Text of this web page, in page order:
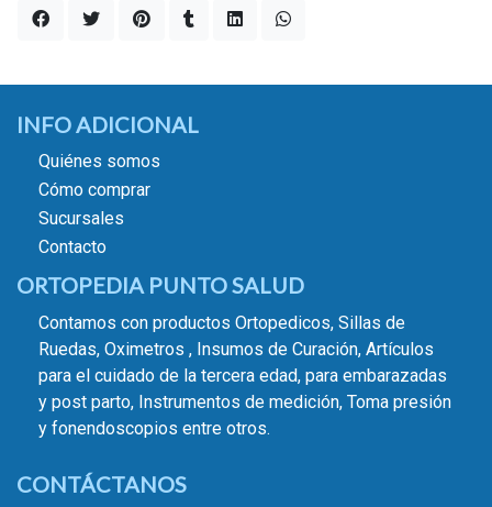
INFO ADICIONAL
Quiénes somos
Cómo comprar
Sucursales
Contacto
ORTOPEDIA PUNTO SALUD
Contamos con productos Ortopedicos, Sillas de
Ruedas, Oximetros , Insumos de Curación, Artículos
para el cuidado de la tercera edad, para embarazadas
y post parto, Instrumentos de medición, Toma presión
y fonendoscopios entre otros.
CONTÁCTANOS